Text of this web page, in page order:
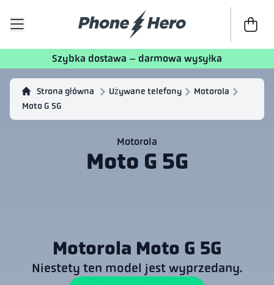
Do kasy
Szybka dostawa – darmowa wysyłka
Strona główna Używane telefony
Motorola
Moto G 5G
Motorola
Moto G 5G
Motorola Moto G 5G
Niestety ten model jest wyprzedany.